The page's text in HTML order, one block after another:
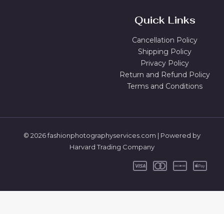
Quick Links
Cancellation Policy
Shipping Policy
Privacy Policy
Return and Refund Policy
Terms and Conditions
© 2026 fashionphotographyservices.com | Powered by
Harvard Trading Company